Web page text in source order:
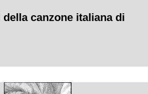
della canzone italiana di